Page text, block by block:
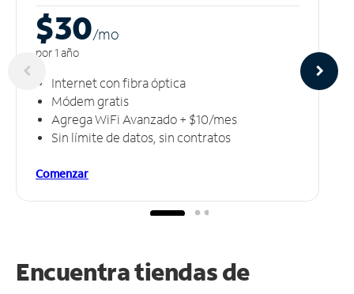
$30/mo
por 1 año
Internet con fibra óptica
Módem gratis
Agrega WiFi Avanzado + $10/mes
Sin límite de datos, sin contratos
Comenzar
Encuentra tiendas de